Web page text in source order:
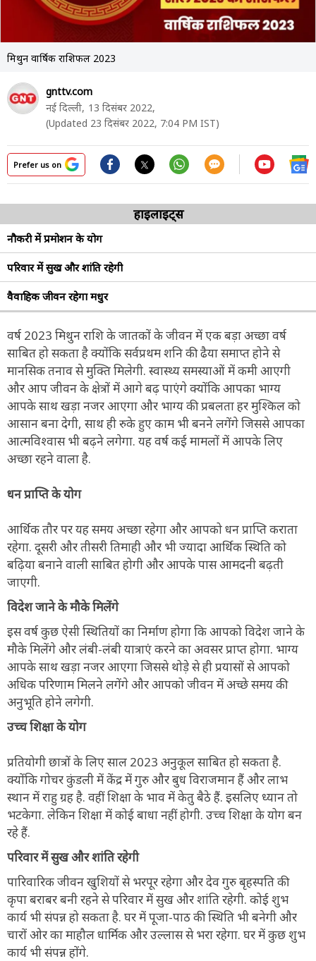
मिथुन वार्षिक राशिफल 2023
gnttv.com
नई दिल्ली, 13 दिसंबर 2022,
(Updated 23 दिसंबर 2022, 7:04 PM IST)
Prefer us on
हाइलाइट्स
नौकरी में प्रमोशन के योग
परिवार में सुख और शांति रहेगी
वैवाहिक जीवन रहेगा मधुर
वर्ष 2023 मिथुन राशि के जातकों के जीवन में एक बड़ा अच्छा वर्ष
साबित हो सकता है क्योंकि सर्वप्रथम शनि की ढैया समाप्त होने से
मानसिक तनाव से मुक्ति मिलेगी. स्वास्थ्य समस्याओं में कमी आएगी
और आप जीवन के क्षेत्रों में आगे बढ़ पाएंगे क्योंकि आपका भाग्य
आपके साथ खड़ा नजर आएगा और भाग्य की प्रबलता हर मुश्किल को
आसान बना देगी, साथ ही रुके हुए काम भी बनने लगेंगे जिससे आपका
आत्मविश्वास भी बढ़ने लगेगा. यह वर्ष कई मामलों में आपके लिए
अच्छा रहने वाला है.
धन प्राप्ति के योग
आर्थिक तौर पर यह समय अच्छा रहेगा और आपको धन प्राप्ति कराता
रहेगा. दूसरी और तीसरी तिमाही और भी ज्यादा आर्थिक स्थिति को
बढ़िया बनाने वाली साबित होगी और आपके पास आमदनी बढ़ती
जाएगी.
विदेश जाने के मौके मिलेंगे
इस वर्ष कुछ ऐसी स्थितियों का निर्माण होगा कि आपको विदेश जाने के
मौके मिलेंगे और लंबी-लंबी यात्राएं करने का अवसर प्राप्त होगा. भाग्य
आपके साथ खड़ा नजर आएगा जिससे थोड़े से ही प्रयासों से आपको
अधिक परिणाम मिलने लगेंगे और आपको जीवन में अच्छे समय की
अनुभूति होने लगेगी.
उच्च शिक्षा के योग
प्रतियोगी छात्रों के लिए साल 2023 अनुकूल साबित हो सकता है.
क्योंकि गोचर कुंडली में केंद्र में गुरु और बुध विराजमान हैं और लाभ
स्थान में राहु ग्रह है. वहीं शिक्षा के भाव में केतु बैठे हैं. इसलिए ध्यान तो
भटकेगा. लेकिन शिक्षा में कोई बाधा नहीं होगी. उच्च शिक्षा के योग बन
रहे हैं.
परिवार में सुख और शांति रहेगी
पारिवारिक जीवन खुशियों से भरपूर रहेगा और देव गुरु बृहस्पति की
कृपा बराबर बनी रहने से परिवार में सुख और शांति रहेगी. कोई शुभ
कार्य भी संपन्न हो सकता है. घर में पूजा-पाठ की स्थिति भी बनेगी और
चारों ओर का माहौल धार्मिक और उल्लास से भरा रहेगा. घर में कुछ शुभ
कार्य भी संपन्न होंगे.